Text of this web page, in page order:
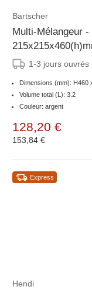
Bartscher
Multi-Mélangeur
1-3 jours ouvrés
Dimensions (mm): H460
Volume total (L): 3.2
Couleur: argent
128,20 €
153,84 €
Express
Hendi